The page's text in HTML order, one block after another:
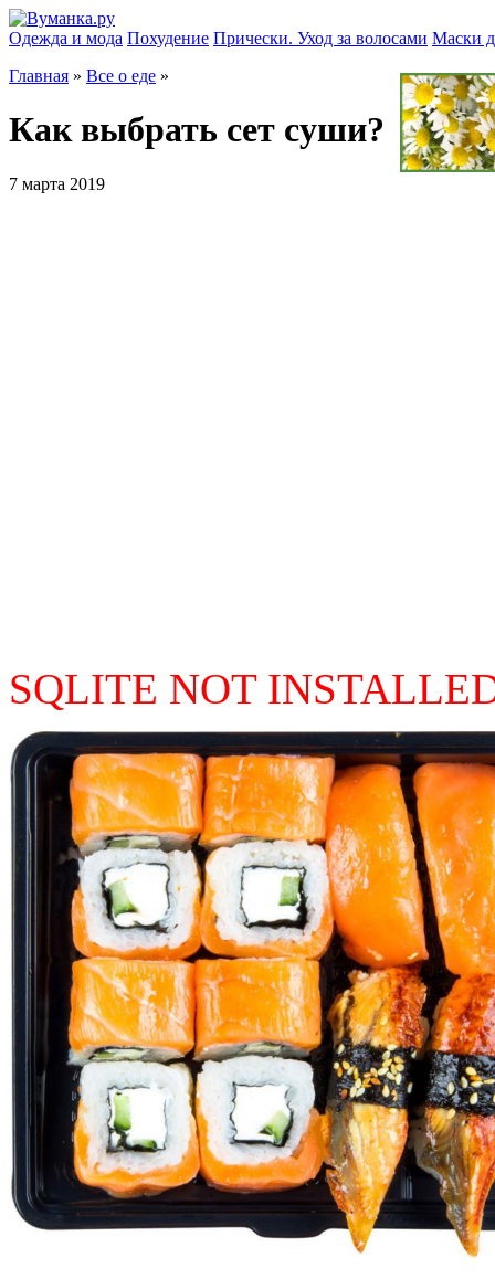
Одежда и мода Похудение Прически. Уход за волосами Маски
Главная » Все о еде »
Как выбрать сет суши?
7 марта 2019
SQLITE NOT